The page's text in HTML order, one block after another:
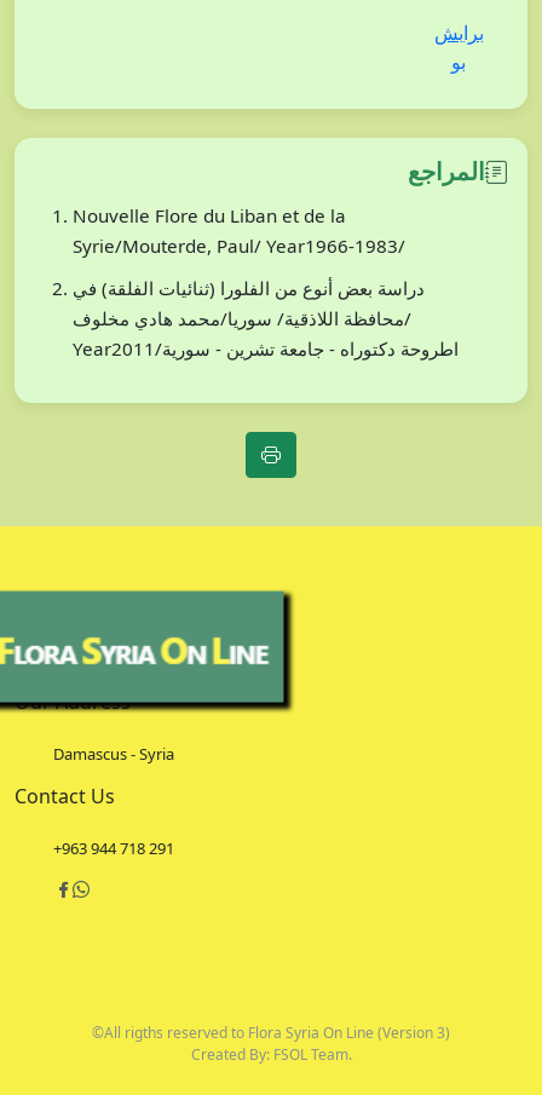
برابش
بو
المراجع
Nouvelle Flore du Liban et de la
Syrie/Mouterde, Paul/ Year1966-1983/
دراسة بعض أنوع من الفلورا (ثنائيات الفلقة) في
محافظة اللاذقية/ سوريا/محمد هادي مخلوف/
Year2011/اطروحة دكتوراه - جامعة تشرين - سورية
Our Address
Damascus - Syria
Contact Us
+963 944 718 291
©All rigths reserved to Flora Syria On Line (Version 3)
Created By: FSOL Team.